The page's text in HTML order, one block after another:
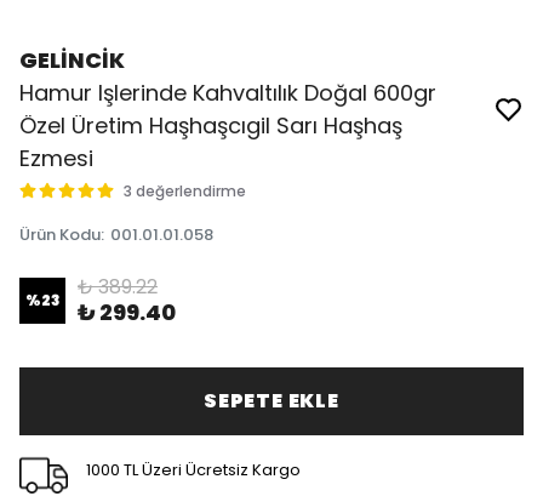
GELİNCİK
Hamur Işlerinde Kahvaltılık Doğal 600gr
Özel Üretim Haşhaşcıgil Sarı Haşhaş
Ezmesi
3 değerlendirme
Ürün Kodu: 001.01.01.058
%23 ₺ 389.22
₺ 299.40
SEPETE EKLE
1000 TL Üzeri Ücretsiz Kargo